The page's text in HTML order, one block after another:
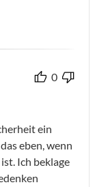
0
ein
eben, wenn
Ich beklage